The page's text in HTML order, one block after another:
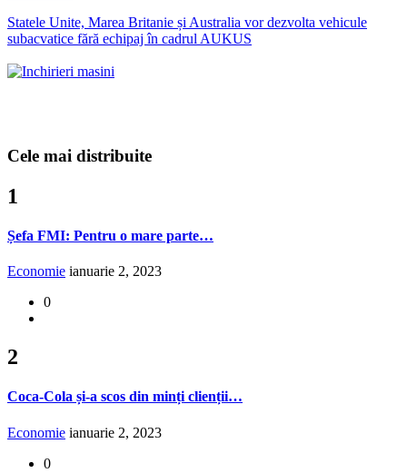
Statele Unite, Marea Britanie și Australia vor dezvolta vehicule
subacvatice fără echipaj în cadrul AUKUS
Cele mai distribuite
1
Șefa FMI: Pentru o mare parte…
Economie ianuarie 2, 2023
0
2
Coca-Cola și-a scos din minți clienții…
Economie ianuarie 2, 2023
0